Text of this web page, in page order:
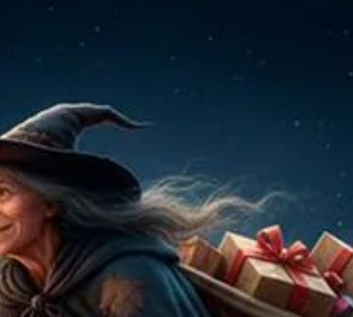
Vespa se tornou um símbolo do design italiano .
Seguimos para a Campânia, onde se encontra a